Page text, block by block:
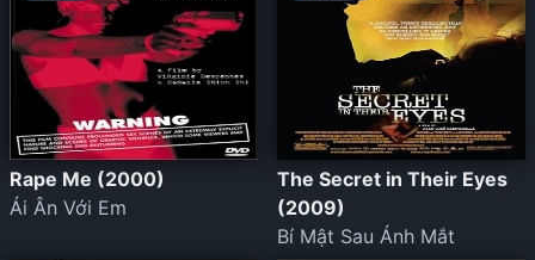
Rape Me (2000)
Ái Ân Với Em
The Secret in Their Eyes
(2009)
Bí Mật Sau Ánh Mắt